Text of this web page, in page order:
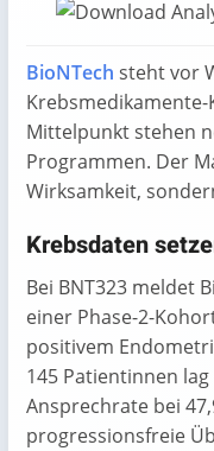
BioNTech steht vor
Mittelpunkt stehen
Programmen. Der
Wirksamkeit,
Krebsdaten
Bei BNT323 meldet
einer Phase-2-
positivem
145 Patientinnen
Ansprechrate bei
progressionsfreie